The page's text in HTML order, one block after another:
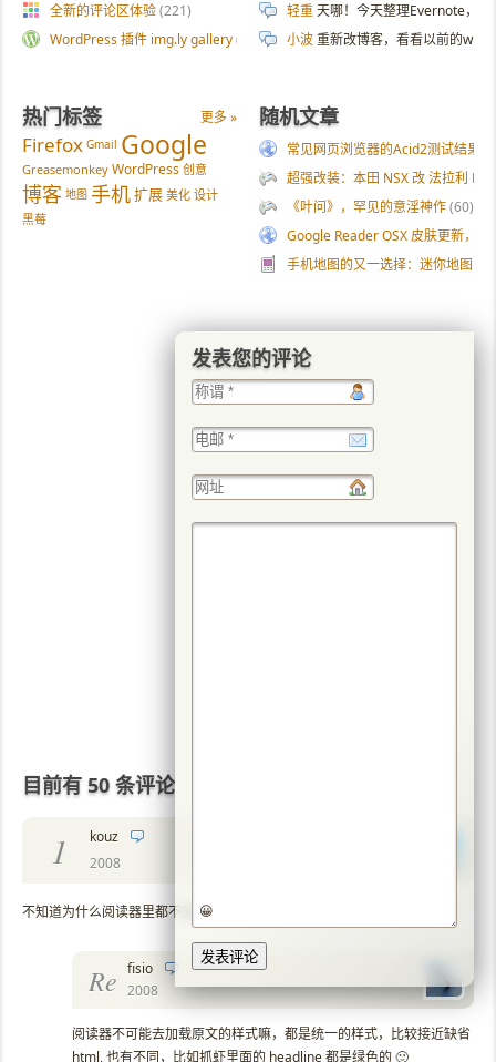
全新的评论区体验(221)
WordPress 插件 img.ly gallery(54)
更多 »
热门标签
Firefox Gmail Google
Greasemonkey WordPress 创意
博客 地图 手机扩展 美化 设计
黑莓
轻重天哪！今天整理Evernote，
小波重新改博客，看看以前的wp
随机文章
常见网页浏览器的Acid2测试结果
超强改装：本田 NSX 改 法拉利 F50
《叶问》，罕见的意淫神作(60)
Google Reader OSX 皮肤更新，支
手机地图的又一选择：迷你地图
发表您的评论
😀
目前有 50 条评论
1
kouz
2008
不知道为什么阅读器里都不支持很多丰富的样式呢？
Re fisio
2008
阅读器不可能去加载原文的样式嘛，都是统一的样式，比较接近缺省
html, 也有不同，比如抓虾里面的 headline 都是绿色的 🙂